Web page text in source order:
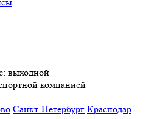
выходной
компанией
Санкт-Петербург Краснодар